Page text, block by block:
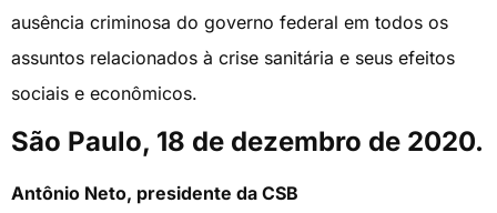
ausência criminosa do governo federal em todos os
assuntos relacionados à crise sanitária e seus efeitos
sociais e econômicos.
São Paulo, 18 de dezembro de 2020.
Antônio Neto, presidente da CSB